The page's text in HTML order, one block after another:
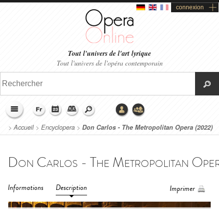
connexion
Tout l'univers de l'art lyrique
Tout l'univers de l'opéra contemporain
>Accueil> Encyclopera > Don Carlos - The Metropolitan Opera (2022)
Informations Description Imprimer